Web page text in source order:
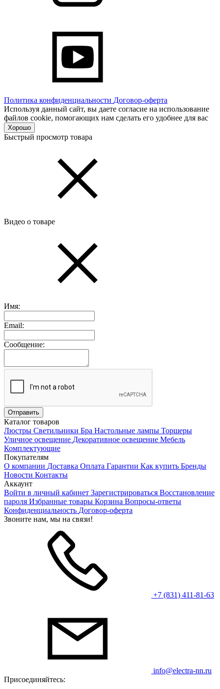
Политика конфиденциальности Договор-оферта
Используя данный сайт, вы даете согласие на использование
файлов cookie, помогающих нам сделать его удобнее для вас
Хорошо
Быстрый просмотр товара
Видео о товаре
Имя:
Email:
Сообщение:
Каталог товаров
Люстры Светильники Бра Настольные лампы Торшеры
Уличное освещение Декоративное освещение Мебель
Комплектующие
Покупателям
О компании Доставка Оплата Гарантии Как купить Бренды
Новости Контакты
Аккаунт
Войти в личный кабинет Зарегистрироваться Восстановление
пароля Избранные товары Корзина Вопросы-ответы
Конфиденциальность Договор-оферта
Звоните нам, мы на связи!
+7 (831) 411-81-63
info@electra-nn.ru
Присоединяйтесь: